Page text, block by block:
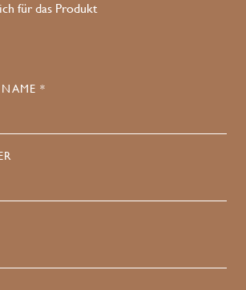
für das Produkt
*